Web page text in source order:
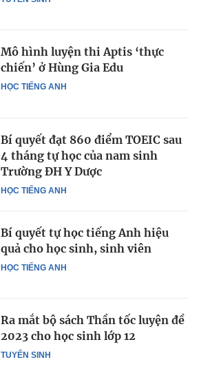
HỌC TIẾNG ANH
Mô hình luyện thi Aptis ‘thực
chiến’ ở Hùng Gia Edu
HỌC TIẾNG ANH
Bí quyết đạt 860 điểm TOEIC sau
4 tháng tự học của nam sinh
Trường ĐH Y Dược
HỌC TIẾNG ANH
Bí quyết tự học tiếng Anh hiệu
quả cho học sinh, sinh viên
TUYỂN SINH
Ra mắt bộ sách Thần tốc luyện đề
2023 cho học sinh lớp 12